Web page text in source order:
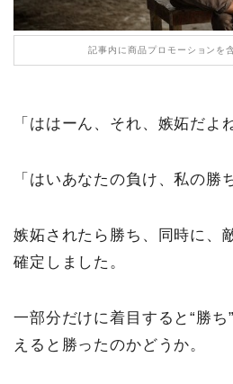
記事内に商品プロモーションを
「ははーん、それ、嫉妬だよ
「はいあなたの負け、私の勝
嫉妬されたら勝ち、同時に、
確定しました。
一部分だけに着目すると“勝ち
えると勝ったのかどうか。